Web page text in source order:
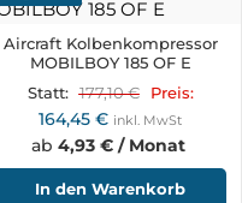
Aircraft Kolbenkompressor
MOBILBOY 185 OF E
Statt: 177,10€ Preis:
164,45 € inkl. MwSt
ab 4,93 € / Monat
In den Warenkorb